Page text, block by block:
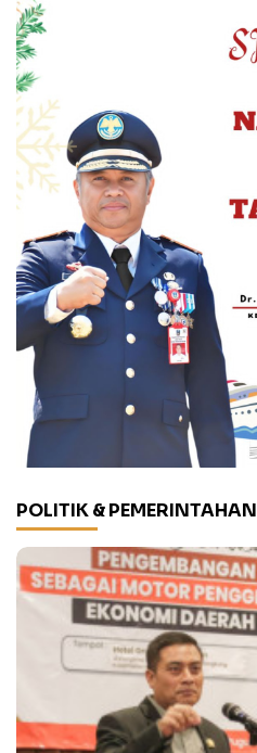
POLITIK & PEMERINTAHAN